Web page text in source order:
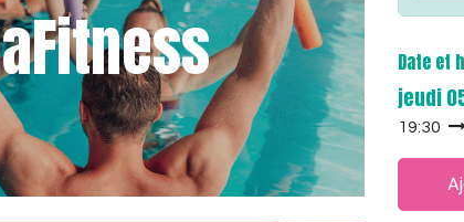
Date et
jeudi
19:30